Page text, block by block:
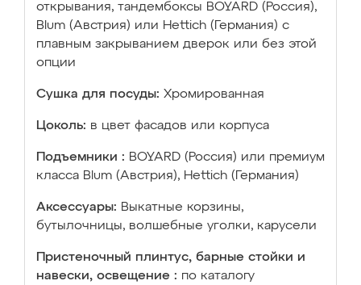
открывания, тандембоксы BOYARD (Россия),
Blum (Австрия) или Hettich (Германия) с
плавным закрыванием дверок или без этой
опции
Сушка для посуды: Хромированная
Цоколь: в цвет фасадов или корпуса
Подъемники : BOYARD (Россия) или премиум
класса Blum (Австрия), Hettich (Германия)
Аксессуары: Выкатные корзины,
бутылочницы, волшебные уголки, карусели
Пристеночный плинтус, барные стойки и
навески, освещение : по каталогу